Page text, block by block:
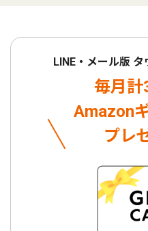
LINE・メール版
毎月計
Amazon
プレ